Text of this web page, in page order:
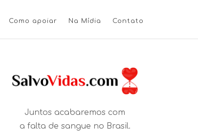
Como apoiar Na Mídia Contato
Juntos acabaremos com
a falta de sangue no Brasil.